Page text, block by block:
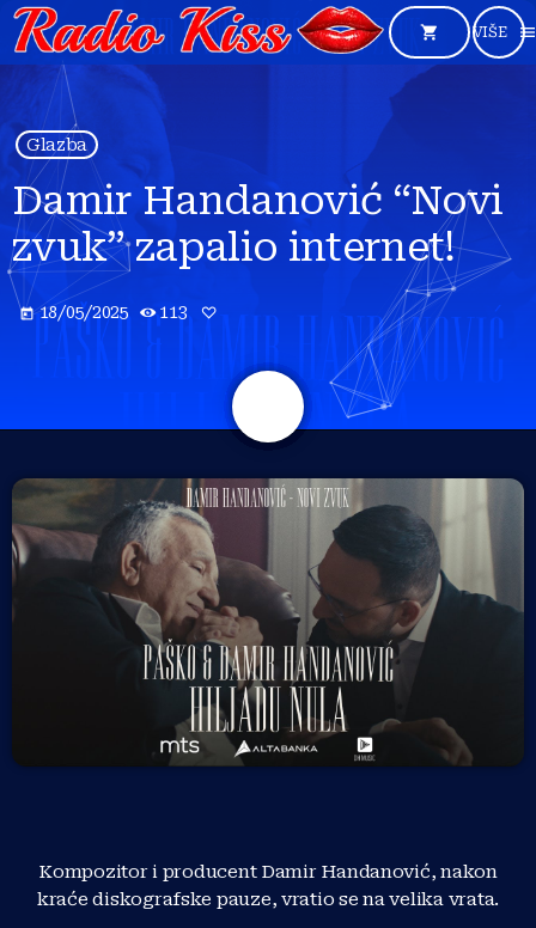
shopping_cart
Glazba
Damir Handanović “Novi
zvuk” zapalio internet!
today 18/05/2025 113
Kompozitor i producent Damir Handanović, nakon
kraće diskografske pauze, vratio se na velika vrata.